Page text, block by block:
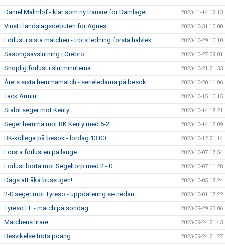
Daniel Malmlöf - klar som ny tränare för Damlaget 2023-11-14 12:13
Vinst i landslagsdebuten för Agnes 2023-10-31 10:00
Förlust i sista matchen - trots ledning första halvlek 2023-10-29 10:10
Säsongsavslutning i Örebro 2023-10-27 09:01
Snöplig förlust i slutminuterna... 2023-10-21 21:33
Årets sista hemmamatch - serieledarna på besök! 2023-10-20 11:06
Tack Armin! 2023-10-15 10:15
Stabil seger mot Kenty 2023-10-14 18:21
Seger hemma mot BK Kenty med 6-2 2023-10-14 15:09
BK-kollega på besök - lördag 13.00 2023-10-12 21:14
Första förlusten på länge 2023-10-07 17:54
Förlust borta mot Segeltorp med 2 - 0 2023-10-07 11:28
Dags att åka buss igen! 2023-10-05 18:24
2-0 seger mot Tyresö - uppdatering se nedan 2023-10-01 17:22
Tyresö FF - match på söndag 2023-09-29 23:06
Matchens lirare 2023-09-24 21:43
Besvikelse trots poäng... 2023-09-24 21:27